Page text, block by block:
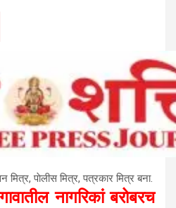
मित्र, पाेलीस मित्र, पत्रकार मित्र बना.
नागरिकां बरोबरच